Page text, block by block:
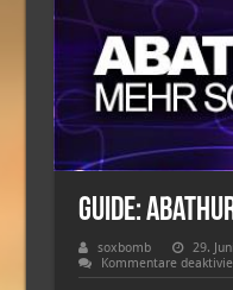
Guide:
soxbomb 29.
Kommentare